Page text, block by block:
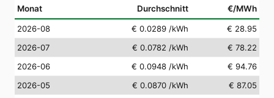
Monat Durchschnitt €/MWh
2026-08 € 0.0289 /kWh
€ 28.95
2026-07
€ 0.0782 /kWh
€ 78.22
2026-06
€ 0.0948 /kWh
€ 94.76
2026-05
€ 0.0870 /kWh
€ 87.05